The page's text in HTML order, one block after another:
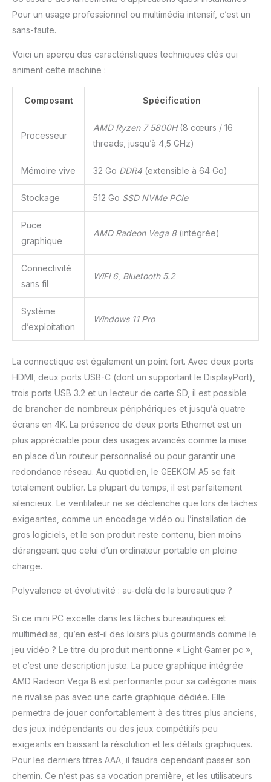
les applications
bureau et l'informatique
professionnelle. Associé
robuste et à des tests
de fiabilité rigoureux,
stables et fiables pour
une utilisation à long
terme. [Mini PC à quatre
écrans avec sortie 8K et
Prend en charge jusqu'à
deux ports HDMI et les
deux ports USB-C, y
par USB-C, pour créer un
espace de travail multi-
PC et ordinateur de
WiFi 6, du Bluetooth 5.4,
d'un lecteur de carte SD
pour une mise en réseau
rapide et des connexions
pratiques avec vos
périphériques.
Pour un usage professionnel ou multimédia intensif, c’est un
sans-faute.
Voici un aperçu des caractéristiques techniques clés qui
animent cette machine :
Composant Spécification
Processeur
AMD Ryzen 7 5800H(8 cœurs / 16
threads, jusqu’à 4,5 GHz)
Mémoire vive 32 Go DDR4(extensible à 64 Go)
Stockage 512 Go SSD NVMe PCIe
Puce
graphique
AMD Radeon Vega 8(intégrée)
Connectivité
sans fil
WiFi 6, Bluetooth 5.2
Système
d’exploitation
Windows 11 Pro
La connectique est également un point fort. Avec deux ports
HDMI, deux ports USB-C (dont un supportant le DisplayPort),
trois ports USB 3.2 et un lecteur de carte SD, il est possible
de brancher de nombreux périphériques et jusqu’à quatre
écrans en 4K. La présence de deux ports Ethernet est un
plus appréciable pour des usages avancés comme la mise
en place d’un routeur personnalisé ou pour garantir une
redondance réseau. Au quotidien, le GEEKOM A5 se fait
totalement oublier. La plupart du temps, il est parfaitement
silencieux. Le ventilateur ne se déclenche que lors de tâches
exigeantes, comme un encodage vidéo ou l’installation de
gros logiciels, et le son produit reste contenu, bien moins
dérangeant que celui d’un ordinateur portable en pleine
charge.
Polyvalence et évolutivité : au-delà de la bureautique ?
Si ce mini PC excelle dans les tâches bureautiques et
multimédias, qu’en est-il des loisirs plus gourmands comme le
jeu vidéo ? Le titre du produit mentionne « Light Gamer pc »,
et c’est une description juste. La puce graphique intégrée
AMD Radeon Vega 8 est performante pour sa catégorie mais
ne rivalise pas avec une carte graphique dédiée. Elle
permettra de jouer confortablement à des titres plus anciens,
des jeux indépendants ou des jeux compétitifs peu
exigeants en baissant la résolution et les détails graphiques.
Pour les derniers titres AAA, il faudra cependant passer son
chemin. Ce n’est pas sa vocation première, et les utilisateurs